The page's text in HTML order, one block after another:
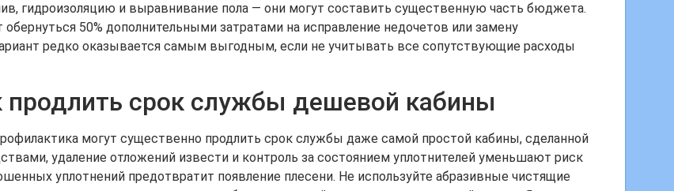
гидроизоляцию и выравнивание пола — они могут составить существенную часть бюджета.
50% дополнительными затратами на исправление недочетов или замену
редко оказывается самым выгодным, если не учитывать все сопутствующие расходы
продлить срок службы дешевой кабины
могут существенно продлить срок службы даже самой простой кабины, сделанной
удаление отложений извести и контроль за состоянием уплотнителей уменьшают риск
уплотнений предотвратит появление плесени. Не используйте абразивные чистящие